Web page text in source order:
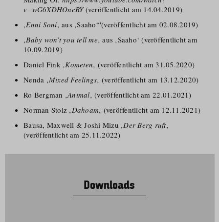
v=wG6XDHOncBY(veröffentlicht am 14.04.2019)
‚Enni Soni‚ aus ‚Saaho“'(veröffentlicht am 02.08.2019)
‚Baby won’t you tell me‚ aus ‚Saaho‘ (veröffentlicht am
10.09.2019)
Daniel Fink ‚Kometen‚ (veröffentlicht am 31.05.2020)
Nenda ‚Mixed Feelings‚ (veröffentlicht am 13.12.2020)
Ro Bergman ‚Animal‚ (veröffentlicht am 22.01.2021)
Norman Stolz ‚Dahoam‚ (veröffentlicht am 12.11.2021)
Bausa, Maxwell & Joshi Mizu ‚Der Berg ruft‚
(veröffentlicht am 25.11.2022)
Downloads